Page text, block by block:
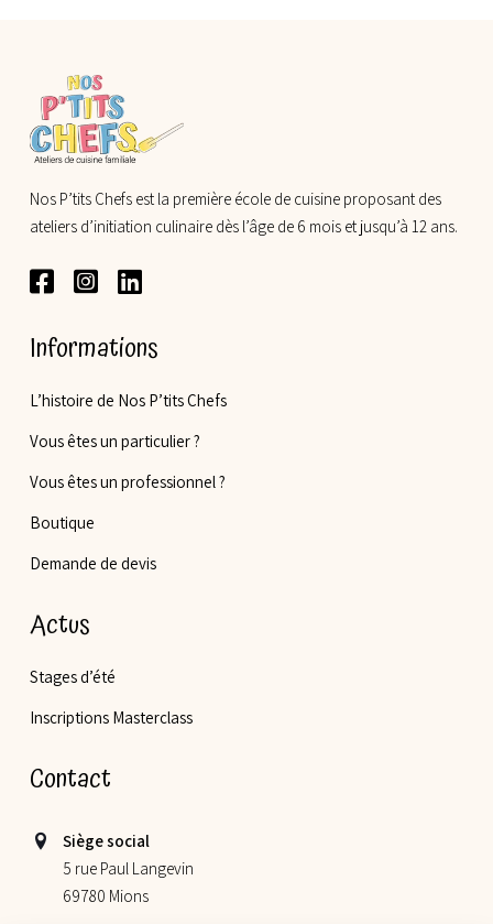
Nos P’tits Chefs est la première école de cuisine proposant des
ateliers d’initiation culinaire dès l’âge de 6 mois et jusqu’à 12 ans.
Informations
L’histoire de Nos P’tits Chefs
Vous êtes un particulier ?
Vous êtes un professionnel ?
Boutique
Demande de devis
Actus
Stages d’été
Inscriptions Masterclass
Contact
Siège social
5 rue Paul Langevin
69780 Mions